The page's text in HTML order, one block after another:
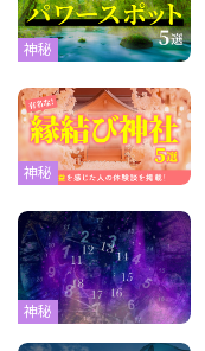
神秘
神秘
神秘